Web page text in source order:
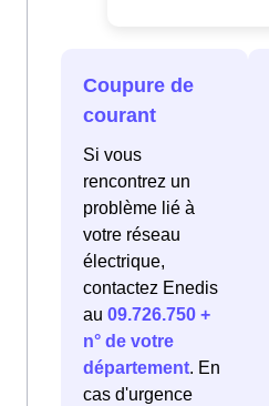
Coupure de
courant
Si vous
rencontrez un
problème lié à
votre réseau
électrique,
contactez Enedis
au 09.726.750 +
n° de votre
département. En
cas d'urgence